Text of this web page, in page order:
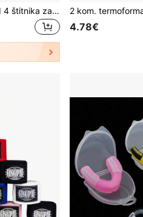
HUSHANYING Set od 4 štitnika za zube, 4 boje, profesionalni štitnici za zube za boks, Muay Thai, MMA, hrvanje, hokej i druge kontaktne sportove, pogodno za odrasle i tinejdžere
4.78€